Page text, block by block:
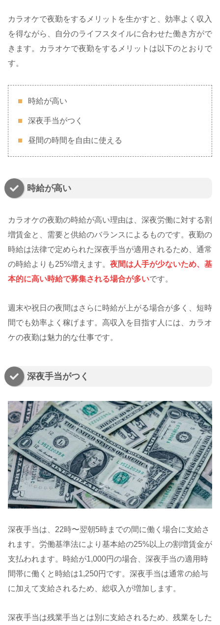
カラオケで夜勤をするメリットを生かすと、効率よく収入
を得ながら、自分のライフスタイルに合わせた働き方がで
きます。カラオケで夜勤をするメリットは以下のとおりで
す。
時給が高い
深夜手当がつく
昼間の時間を自由に使える
時給が高い
カラオケの夜勤の時給が高い理由は、深夜労働に対する割
増賃金と、需要と供給のバランスによるものです。夜勤の
時給は法律で定められた深夜手当が適用されるため、通常
の時給よりも25%増えます。 夜間は人手が少ないため、基
本的に高い時給で募集される場合が多いです。
週末や祝日の夜間はさらに時給が上がる場合が多く、短時
間でも効率よく稼げます。高収入を目指す人には、カラオ
ケの夜勤は魅力的な仕事です。
深夜手当がつく
深夜手当は、22時〜翌朝5時までの間に働く場合に支給さ
れます。労働基準法により基本給の25%以上の割増賃金が
支払われます。時給が1,000円の場合、深夜手当の適用時
間帯に働くと時給は1,250円です。深夜手当は通常の給与
に加えて支給されるため、総収入が増加します。
深夜手当は残業手当とは別に支給されるため、残業をした